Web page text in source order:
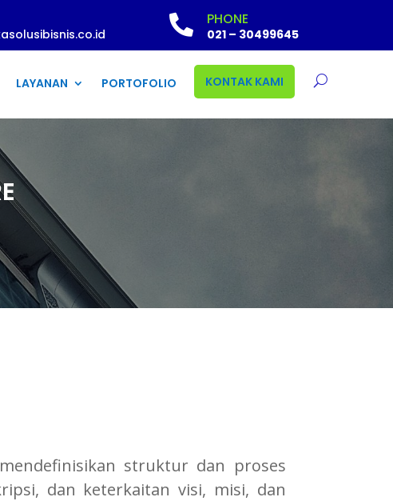
 PHONE
021 – 30499645
LAYANAN PORTOFOLIO KONTAK KAMI
struktur dan proses
dan keterkaitan visi, misi, dan